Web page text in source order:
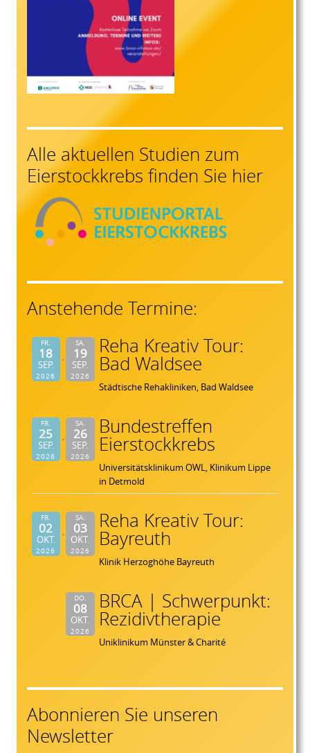
Alle aktuellen Studien zum
Eierstockkrebs finden Sie hier
Anstehende Termine:
FR.
18
SEP.
2026
SA.
19
SEP.
2026
Reha Kreativ Tour:
Bad Waldsee
Städtische Rehakliniken, Bad Waldsee
FR.
25
SEP.
2026
SA.
26
SEP.
2026
Bundestreffen
Eierstockkrebs
Universitätsklinikum OWL, Klinikum Lippe
in Detmold
FR.
02
OKT.
2026
SA.
03
OKT.
2026
Reha Kreativ Tour:
Bayreuth
Klinik Herzoghöhe Bayreuth
DO.
08
OKT.
2026
BRCA | Schwerpunkt:
Rezidivtherapie
Uniklinikum Münster & Charité
Abonnieren Sie unseren
Newsletter